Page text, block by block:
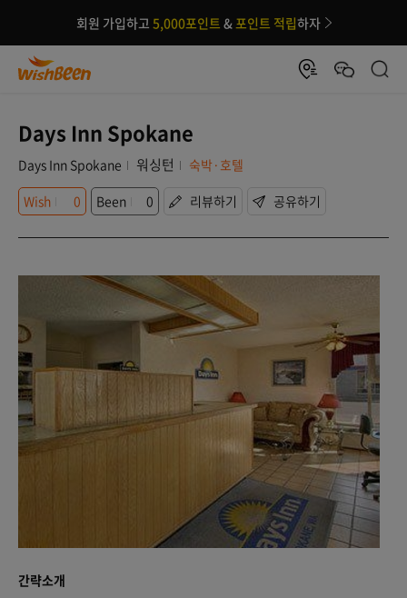
회원 가입하고 5,000포인트 &포인트 적립하자
Days Inn Spokane
Days Inn Spokane 워싱턴
숙박·호텔
Wish
0 Been 0 리뷰하기 공유하기
간략소개